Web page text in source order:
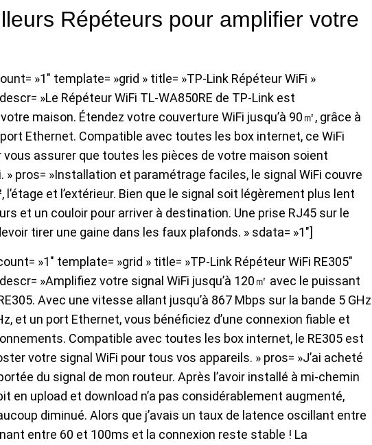
Répéteurs pour amplifier votre
»1″ template= »grid » title= »TP-Link Répéteur WiFi »
»Le Répéteur WiFi TL-WA850RE de TP-Link est
maison. Étendez votre couverture WiFi jusqu’à 90㎡, grâce à
Ethernet. Compatible avec toutes les box internet, ce WiFi
assurer que toutes les pièces de votre maison soient
pros= »Installation et paramétrage faciles, le signal WiFi couvre
l’étage et l’extérieur. Bien que le signal soit légèrement plus lent
et un couloir pour arriver à destination. Une prise RJ45 sur le
tirer une gaine dans les faux plafonds. » sdata= »1″]
»1″ template= »grid » title= »TP-Link Répéteur WiFi RE305″
»Amplifiez votre signal WiFi jusqu’à 120㎡ avec le puissant
Avec une vitesse allant jusqu’à 867 Mbps sur la bande 5 GHz
et un port Ethernet, vous bénéficiez d’une connexion fiable et
Compatible avec toutes les box internet, le RE305 est
votre signal WiFi pour tous vos appareils. » pros= »J’ai acheté
du signal de mon routeur. Après l’avoir installé à mi-chemin
en upload et download n’a pas considérablement augmenté,
diminué. Alors que j’avais un taux de latence oscillant entre
entre 60 et 100ms et la connexion reste stable ! La